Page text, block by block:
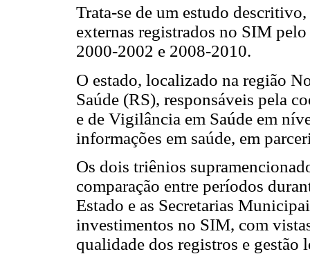
Trata-se de um estudo
externas registrados no SIM
2000-2002 e 2008-2010.
O estado, localizado na região
Saúde (RS), responsáveis pela
e de Vigilância em Saúde em
informações em saúde, em
Os dois triênios
comparação entre períodos
Estado e as Secretarias
investimentos no SIM, com
qualidade dos registros e gestão